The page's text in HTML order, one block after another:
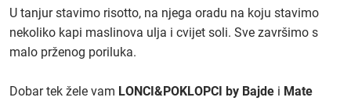
U tanjur stavimo risotto, na njega oradu na koju stavimo
nekoliko kapi maslinova ulja i cvijet soli. Sve završimo s
malo prženog poriluka.
Dobar tek žele vam LONCI&POKLOPCI by Bajde i Mate